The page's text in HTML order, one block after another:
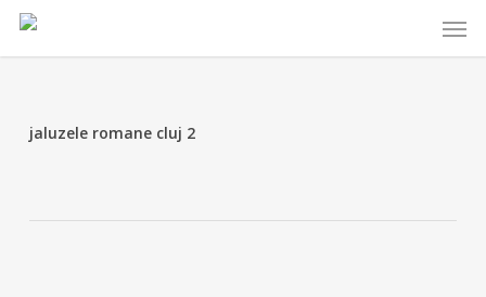
Skip
jaluzele romane cluj 2